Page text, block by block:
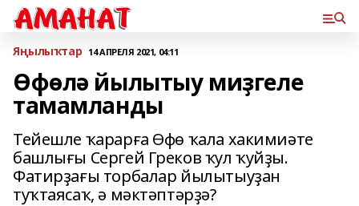
Яңылыҡтар 14 АПРЕЛЯ 2021, 04:11
Өфөлә йылытыу миҙгеле
тамамланды
Тейешле ҡарарға Өфө ҡала хакимиәте
башлығы Сергей Греков ҡул ҡуйҙы.
Фатирҙағы торбалар йылытыуҙан
туҡтаясаҡ, ә мәктәптәрҙә?